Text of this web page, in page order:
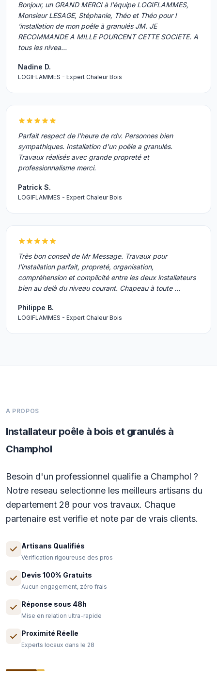
Bonjour, un GRAND MERCI à l'équipe LOGIFLAMMES,
Monsieur LESAGE, Stéphanie, Théo et Théo pour l
'installation de mon poêle à granulés JM. JE
RECOMMANDE A MILLE POURCENT CETTE SOCIETE. A
tous les nivea…
Nadine D.
LOGIFLAMMES - Expert Chaleur Bois
Parfait respect de l'heure de rdv. Personnes bien
sympathiques. Installation d'un poêle a granulés.
Travaux réalisés avec grande propreté et
professionnalisme merci.
Patrick S.
LOGIFLAMMES - Expert Chaleur Bois
Très bon conseil de Mr Message. Travaux pour
l'installation parfait, propreté, organisation,
compréhension et complicité entre les deux installateurs
bien au delà du niveau courant. Chapeau à toute …
Philippe B.
LOGIFLAMMES - Expert Chaleur Bois
A PROPOS
Installateur poêle à bois et granulés à
Champhol
Besoin d'un professionnel qualifie a Champhol ?
Notre reseau selectionne les meilleurs artisans du
departement 28 pour vos travaux. Chaque
partenaire est verifie et note par de vrais clients.
Artisans Qualifiés
Vérification rigoureuse des pros
Devis 100% Gratuits
Aucun engagement, zéro frais
Réponse sous 48h
Mise en relation ultra-rapide
Proximité Réelle
Experts locaux dans le 28